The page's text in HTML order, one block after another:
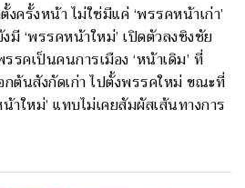
ครั้งหน้า ไม่ใช่มีแค่ ‘พรรคหน้าเก่า’
‘พรรคหน้าใหม่’ เปิดตัวลงชิงชัย
รคเป็นคนการเมือง ‘หน้าเดิม’ ที่
กต้นสังกัดเก่า ไปตั้งพรรคใหม่ ขณะที่
าใหม่’ แทบไม่เคยสัมผัสเส้นทางการ